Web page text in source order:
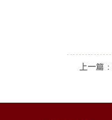
上一篇：